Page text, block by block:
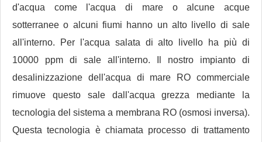
d'acqua come l'acqua di mare o alcune acque
sotterranee o alcuni fiumi hanno un alto livello di sale
all'interno. Per l'acqua salata di alto livello ha più di
10000 ppm di sale all'interno. Il nostro impianto di
desalinizzazione dell'acqua di mare RO commerciale
rimuove questo sale dall'acqua grezza mediante la
tecnologia del sistema a membrana RO (osmosi inversa).
Questa tecnologia è chiamata processo di trattamento